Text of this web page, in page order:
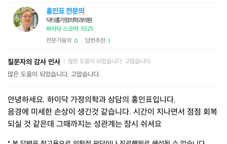
홍인표 전문의
닥터홍가정의학과의원
하이닥 스코어: 5525
전문가동의 0 답변추천 1
질문자의 감사 인사 많은 도움이 되었습니다. 고맙습니다.
많은 도움이 되었습니다. 고맙습니다.
안녕하세요. 하이닥 가정의학과 상담의 홍인표입니다.
음경에 미세한 손상이 생긴것 같습니다. 시간이 지나면서 점점 회복
되실 것 같은데 그때까지는 성관계는 잠시 쉬셔요